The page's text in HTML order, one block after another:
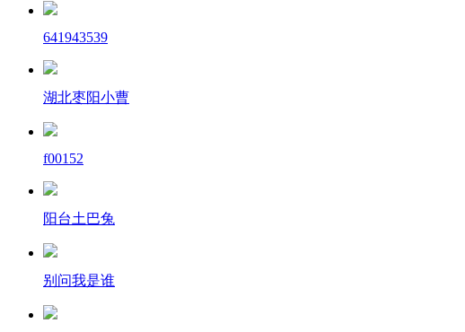
641943539
湖北枣阳小曹
f00152
阳台土巴兔
别问我是谁